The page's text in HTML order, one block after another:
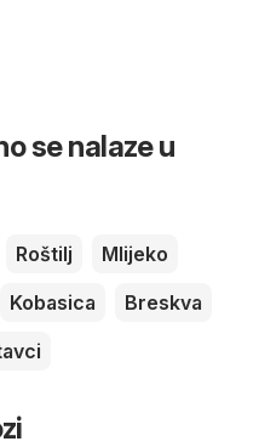
se nalaze u
Roštilj
Mlijeko
Kobasica
Breskva